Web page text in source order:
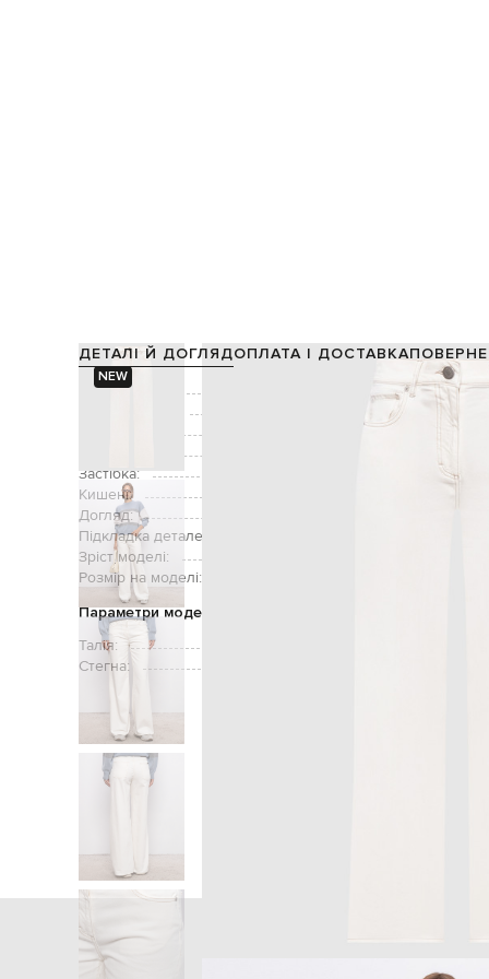
NEW
ДЕТАЛІ Й ДОГЛЯДОПЛАТА І ДОСТАВКА
Склад:
Застібка:
Кишені:
Догляд:
Підкладка деталей:
Зріст моделі:
Розмір на моделі:
Параметри моделі
Талія:
Стегна: